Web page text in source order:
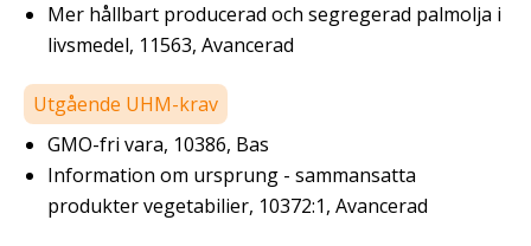
Mer hållbart producerad och segregerad palmolja i
livsmedel, 11563, Avancerad
Utgående UHM-krav
GMO-fri vara, 10386, Bas
Information om ursprung - sammansatta
produkter vegetabilier, 10372:1, Avancerad